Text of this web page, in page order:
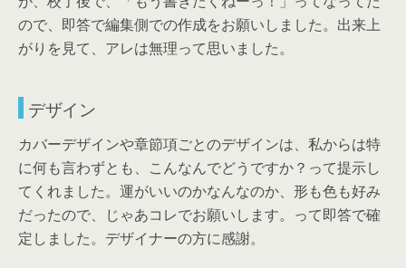
ので、即答で編集側での作成をお願いしました。出来上
がりを見て、アレは無理って思いました。
デザイン
カバーデザインや章節項ごとのデザインは、私からは特
に何も言わずとも、こんなんでどうですか？って提示し
てくれました。運がいいのかなんなのか、形も色も好み
だったので、じゃあコレでお願いします。って即答で確
定しました。デザイナーの方に感謝。